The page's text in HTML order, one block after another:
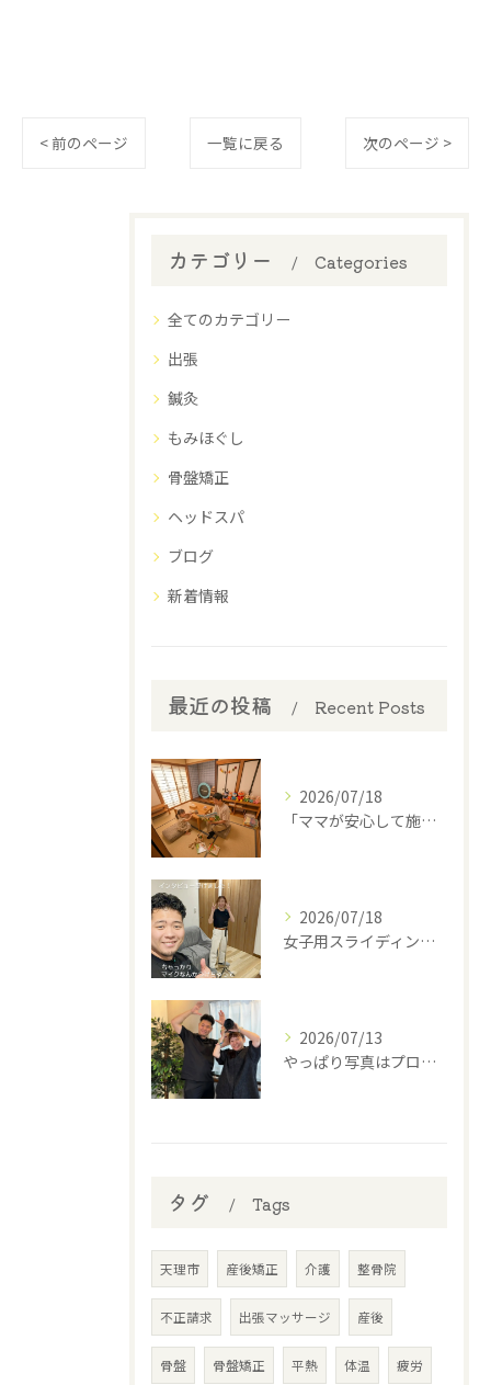
< 前のページ 一覧に戻る 次のページ >
カテゴリー Categories
全てのカテゴリー
出張
鍼灸
もみほぐし
骨盤矯正
ヘッドスパ
ブログ
新着情報
最近の投稿 Recent Posts
2026/07/18
​「ママが安心して施術を受けられるように」
2026/07/18
女子用スライディングパンツ(スポーツインナー)を開発中の西丸...
2026/07/13
やっぱり写真はプロに撮って貰わなあかんね🤣⁡
タグ Tags
天理市 産後矯正 介護 整骨院
不正請求 出張マッサージ 産後
骨盤 骨盤矯正 平熱 体温 疲労